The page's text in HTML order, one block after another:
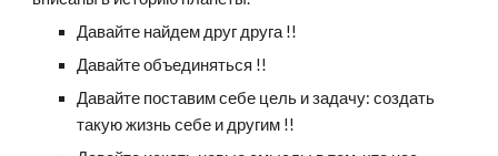
Давайте найдем друг друга !!
Давайте объединяться !!
Давайте поставим себе цель и задачу: создать
такую жизнь себе и другим !!